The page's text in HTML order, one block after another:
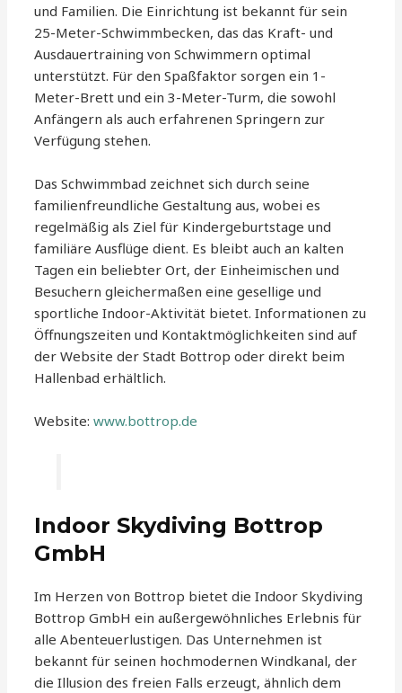
und Familien. Die Einrichtung ist bekannt für sein
25-Meter-Schwimmbecken, das das Kraft- und
Ausdauertraining von Schwimmern optimal
unterstützt. Für den Spaßfaktor sorgen ein 1-
Meter-Brett und ein 3-Meter-Turm, die sowohl
Anfängern als auch erfahrenen Springern zur
Verfügung stehen.
Das Schwimmbad zeichnet sich durch seine
familienfreundliche Gestaltung aus, wobei es
regelmäßig als Ziel für Kindergeburtstage und
familiäre Ausflüge dient. Es bleibt auch an kalten
Tagen ein beliebter Ort, der Einheimischen und
Besuchern gleichermaßen eine gesellige und
sportliche Indoor-Aktivität bietet. Informationen zu
Öffnungszeiten und Kontaktmöglichkeiten sind auf
der Website der Stadt Bottrop oder direkt beim
Hallenbad erhältlich.
Website:www.bottrop.de
Indoor Skydiving Bottrop
GmbH
Im Herzen von Bottrop bietet die Indoor Skydiving
Bottrop GmbH ein außergewöhnliches Erlebnis für
alle Abenteuerlustigen. Das Unternehmen ist
bekannt für seinen hochmodernen Windkanal, der
die Illusion des freien Falls erzeugt, ähnlich dem